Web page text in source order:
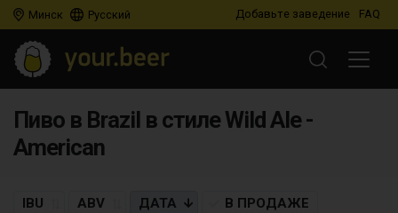
Минск Русский Добавьте заведение FAQ
Пиво в Brazil в стиле Wild Ale -
American
IBU ABV ДАТА В ПРОДАЖЕ